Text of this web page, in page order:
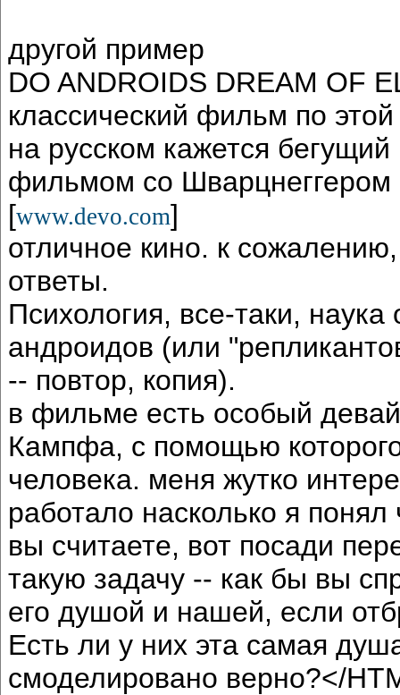
другой пример
DO ANDROIDS DREAM OF
классический фильм по
на русском кажется
фильмом со Шварцнеггером
[www.devo.com]
отличное кино. к
ответы.
Психология, все-таки,
андроидов (или
-- повтор, копия).
в фильме есть особый
Кампфа, с помощью
человека. меня жутко
работало насколько я
вы считаете, вот посади
такую задачу -- как бы вы
его душой и нашей, если
Есть ли у них эта самая
смоделировано верно?</